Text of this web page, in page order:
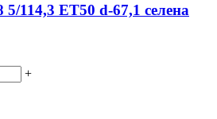
114,3 ET50 d-67,1 селена
+